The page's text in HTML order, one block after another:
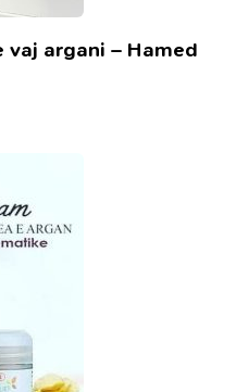
vaj argani – Hamed